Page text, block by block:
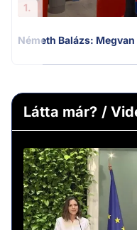
1.
Németh Balázs:
Látta már? /